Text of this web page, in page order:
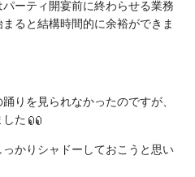
ーティ開宴前に終わらせる業務
ると結構時間的に余裕ができま
りを見られなかったのですが、
た
かりシャドーしておこうと思い